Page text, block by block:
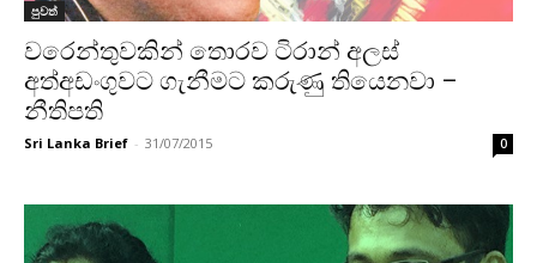
පුවත්
වරෙන්තුවකින් තොරව ටිරාන් අලස්
අත්අඩංගුවට ගැනීමට කරුණු තියෙනවා –
නීතිපති
Sri Lanka Brief - 31/07/2015 0